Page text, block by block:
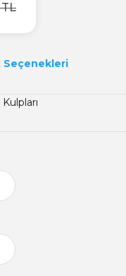
Seçenekleri